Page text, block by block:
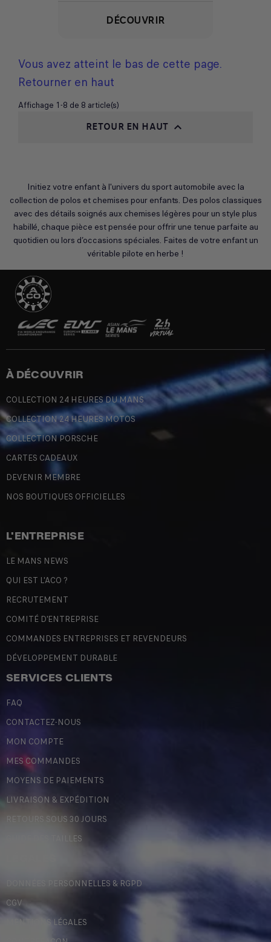
DÉCOUVRIR
Vous avez atteint le bas de cette page.
Retourner en haut
Affichage 1-8 de 8 article(s)
RETOUR EN HAUT 
Initiez votre enfant à l'univers du sport automobile avec la
collection de polos et chemises pour enfants. Des polos classiques
avec des détails soignés aux chemises légères pour un style plus
habillé, chaque pièce est pensée pour offrir une tenue parfaite au
quotidien ou lors d’occasions spéciales. Faites de votre enfant un
véritable pilote en herbe !
À DÉCOUVRIR
COLLECTION 24 HEURES DU MANS
COLLECTION 24 HEURES MOTOS
COLLECTION PORSCHE
CARTES CADEAUX
DEVENIR MEMBRE
NOS BOUTIQUES OFFICIELLES
L'ENTREPRISE
LE MANS NEWS
QUI EST L'ACO ?
RECRUTEMENT
COMITÉ D'ENTREPRISE
COMMANDES ENTREPRISES ET REVENDEURS
DÉVELOPPEMENT DURABLE
SERVICES CLIENTS
FAQ
CONTACTEZ-NOUS
MON COMPTE
MES COMMANDES
MOYENS DE PAIEMENTS
LIVRAISON & EXPÉDITION
RETOURS SOUS 30 JOURS
GUIDE DES TAILLES
DONNÉES PERSONNELLES & RGPD
CGV
MENTIONS LÉGALES